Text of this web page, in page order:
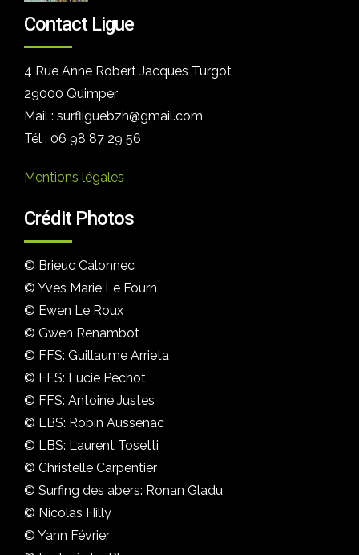
Contact Ligue
4 Rue Anne Robert Jacques Turgot
29000 Quimper
Mail : surfliguebzh@gmail.com
Tél : 06 98 87 29 56
Mentions légales
Crédit Photos
© Brieuc Calonnec
© Yves Marie Le Fourn
© Ewen Le Roux
© Gwen Renambot
© FFS: Guillaume Arrieta
© FFS: Lucie Pechot
© FFS: Antoine Justes
© LBS: Robin Aussenac
© LBS: Laurent Tosetti
© Christelle Carpentier
© Surfing des abers: Ronan Gladu
© Nicolas Hilly
© Yann Février